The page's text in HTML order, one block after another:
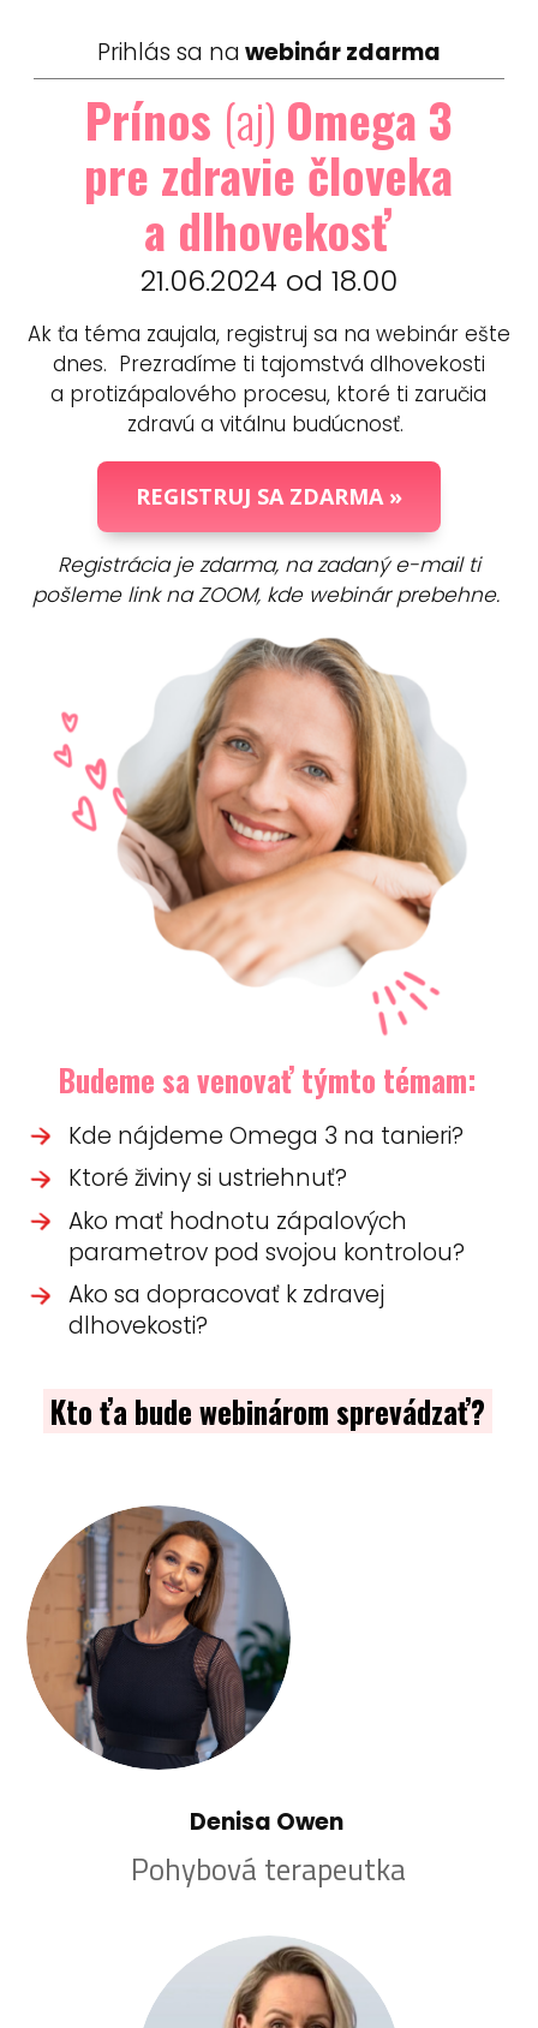
Prihlás sa na webinár zdarma
Prínos (aj) Omega 3
pre zdravie človeka
a dlhovekosť
21.06.2024 od 18.00
Ak ťa téma zaujala, registruj sa na webinár ešte
dnes. Prezradíme ti tajomstvá dlhovekosti
a protizápalového procesu, ktoré ti zaručia
zdravú a vitálnu budúcnosť.
REGISTRUJ SA ZDARMA »
Registrácia je zdarma, na zadaný e-mail ti
pošleme link na ZOOM, kde webinár prebehne.
Budeme sa venovať týmto témam:
Kde nájdeme Omega 3 na tanieri?
Ktoré živiny si ustriehnuť?
Ako mať hodnotu zápalových
parametrov pod svojou kontrolou?
Ako sa dopracovať k zdravej
dlhovekosti?
Kto ťa bude webinárom sprevádzať?
Denisa Owen
Pohybová terapeutka